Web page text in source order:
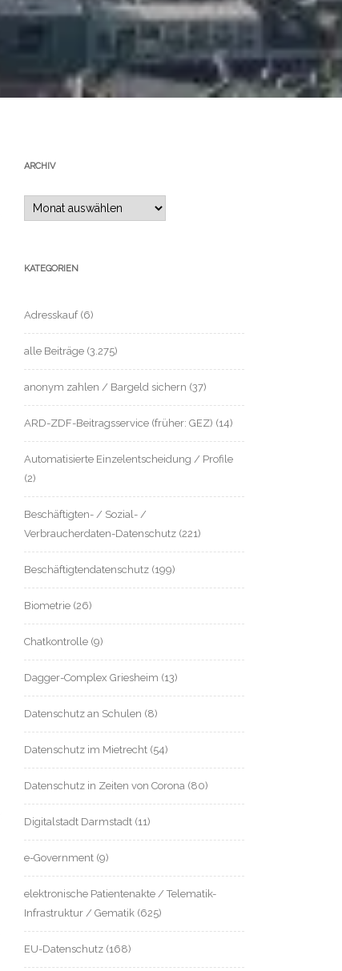
ARCHIV
KATEGORIEN
Adresskauf(6)
alle Beiträge (3.275)
anonym zahlen / Bargeld sichern (37)
ARD-ZDF-Beitragsservice (früher: GEZ) (14)
Automatisierte Einzelentscheidung / Profile
(2)
Beschäftigten- / Sozial- /
Verbraucherdaten-Datenschutz (221)
Beschäftigtendatenschutz (199)
Biometrie (26)
Chatkontrolle (9)
Dagger-Complex Griesheim (13)
Datenschutz an Schulen (8)
Datenschutz im Mietrecht (54)
Datenschutz in Zeiten von Corona (80)
Digitalstadt Darmstadt (11)
e-Government (9)
elektronische Patientenakte / Telematik-
Infrastruktur / Gematik (625)
EU-Datenschutz (168)